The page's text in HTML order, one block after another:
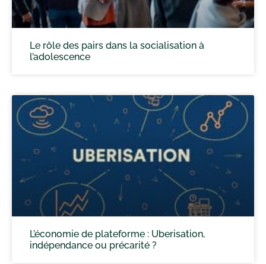
Le rôle des pairs dans la socialisation à
l’adolescence
L’économie de plateforme : Uberisation,
indépendance ou précarité ?